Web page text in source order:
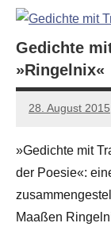
Gedichte
»Ringelnix«
28. August 2015
Anton
Leitner
»Gedichte mit
der Poesie«:
Maaßen